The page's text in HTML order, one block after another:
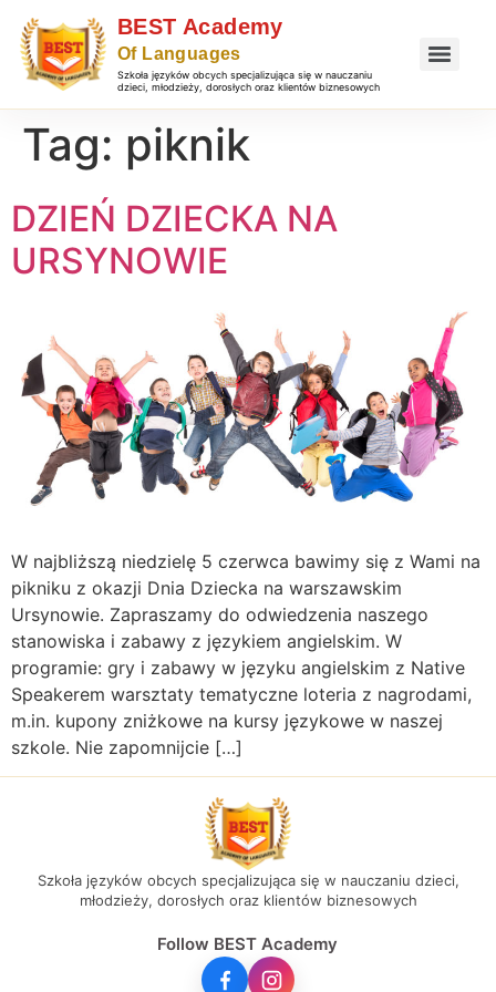
Szkoła języków obcych specjalizująca się w nauczaniu
dzieci, młodzieży, dorosłych oraz klientów biznesowych
Tag: piknik
DZIEŃ DZIECKA NA
URSYNOWIE
W najbliższą niedzielę 5 czerwca bawimy się z Wami na
pikniku z okazji Dnia Dziecka na warszawskim
Ursynowie. Zapraszamy do odwiedzenia naszego
stanowiska i zabawy z językiem angielskim. W
programie: gry i zabawy w języku angielskim z Native
Speakerem warsztaty tematyczne loteria z nagrodami,
m.in. kupony zniżkowe na kursy językowe w naszej
szkole. Nie zapomnijcie […]
Szkoła języków obcych specjalizująca się w nauczaniu dzieci,
młodzieży, dorosłych oraz klientów biznesowych
Follow BEST Academy